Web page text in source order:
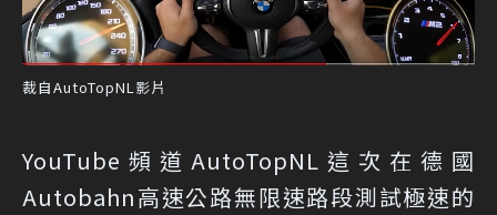
裁自AutoTopNL影片
YouTube頻道AutoTopNL這次在德國
Autobahn高速公路無限速路段測試極速的